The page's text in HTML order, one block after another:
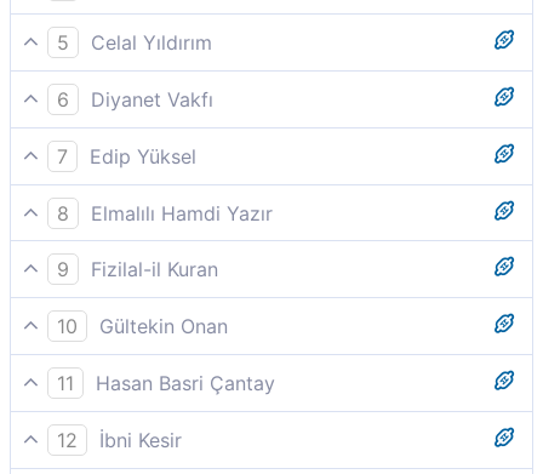
Artık “helâk!” diye bağırır, (ölümünü ister);
5
Celal Yıldırım
(10-11-12) Kitabı (amel defteri) arkasından verilen
kimse ise, «vay, yazıklar oldu bana, mahvoldum !»
diye bağırıp çağıracak, alev alev yanan Cehennem´e
varıp girecek.
6
Diyanet Vakfı
Derhal yok olmayı isteyecek,
7
Edip Yüksel
Yok olmayı arzulayacak,
8
Elmalılı Hamdi Yazır
"Yetiş ey ölüm!" diye bağıracak
9
Fizilal-il Kuran
O, ölümü çağıracak.
10
Gültekin Onan
O da, helak (yok olmay)ı çağıracak,
11
Hasan Basri Çantay
derhal helakini temennî edecek,
12
İbni Kesir